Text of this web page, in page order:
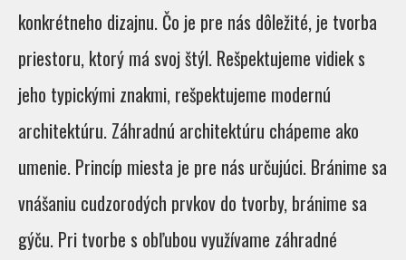
konkrétneho dizajnu. Čo je pre nás dôležité, je tvorba
priestoru, ktorý má svoj štýl. Rešpektujeme vidiek s
jeho typickými znakmi, rešpektujeme modernú
architektúru. Záhradnú architektúru chápeme ako
umenie. Princíp miesta je pre nás určujúci. Bránime sa
vnášaniu cudzorodých prvkov do tvorby, bránime sa
gýču. Pri tvorbe s obľubou využívame záhradné